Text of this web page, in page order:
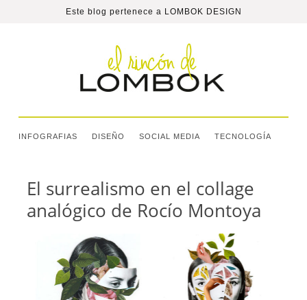
Este blog pertenece a LOMBOK DESIGN
INFOGRAFIAS DISEÑO SOCIAL MEDIA TECNOLOGÍA
El surrealismo en el collage
analógico de Rocío Montoya